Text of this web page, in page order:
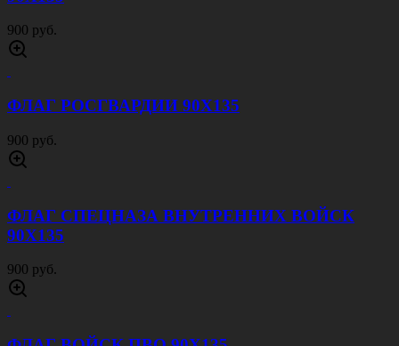
900 руб.
ФЛАГ РОСГВАРДИИ 90Х135
900 руб.
ФЛАГ СПЕЦНАЗА ВНУТРЕННИХ ВОЙСК
90Х135
900 руб.